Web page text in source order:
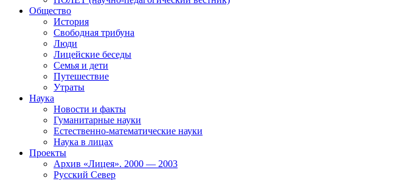
Общество
История
Свободная трибуна
Люди
Лицейские беседы
Семья и дети
Путешествие
Утраты
Наука
Новости и факты
Гуманитарные науки
Естественно-математические науки
Наука в лицах
Проекты
Архив «Лицея». 2000 — 2003
Русский Север